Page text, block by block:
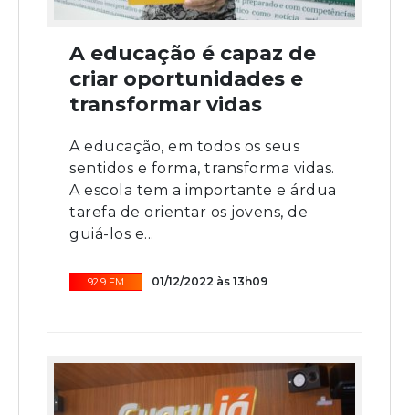
A educação é capaz de
criar oportunidades e
transformar vidas
A educação, em todos os seus
sentidos e forma, transforma vidas.
A escola tem a importante e árdua
tarefa de orientar os jovens, de
guiá-los e...
92.9 FM 01/12/2022 às 13h09